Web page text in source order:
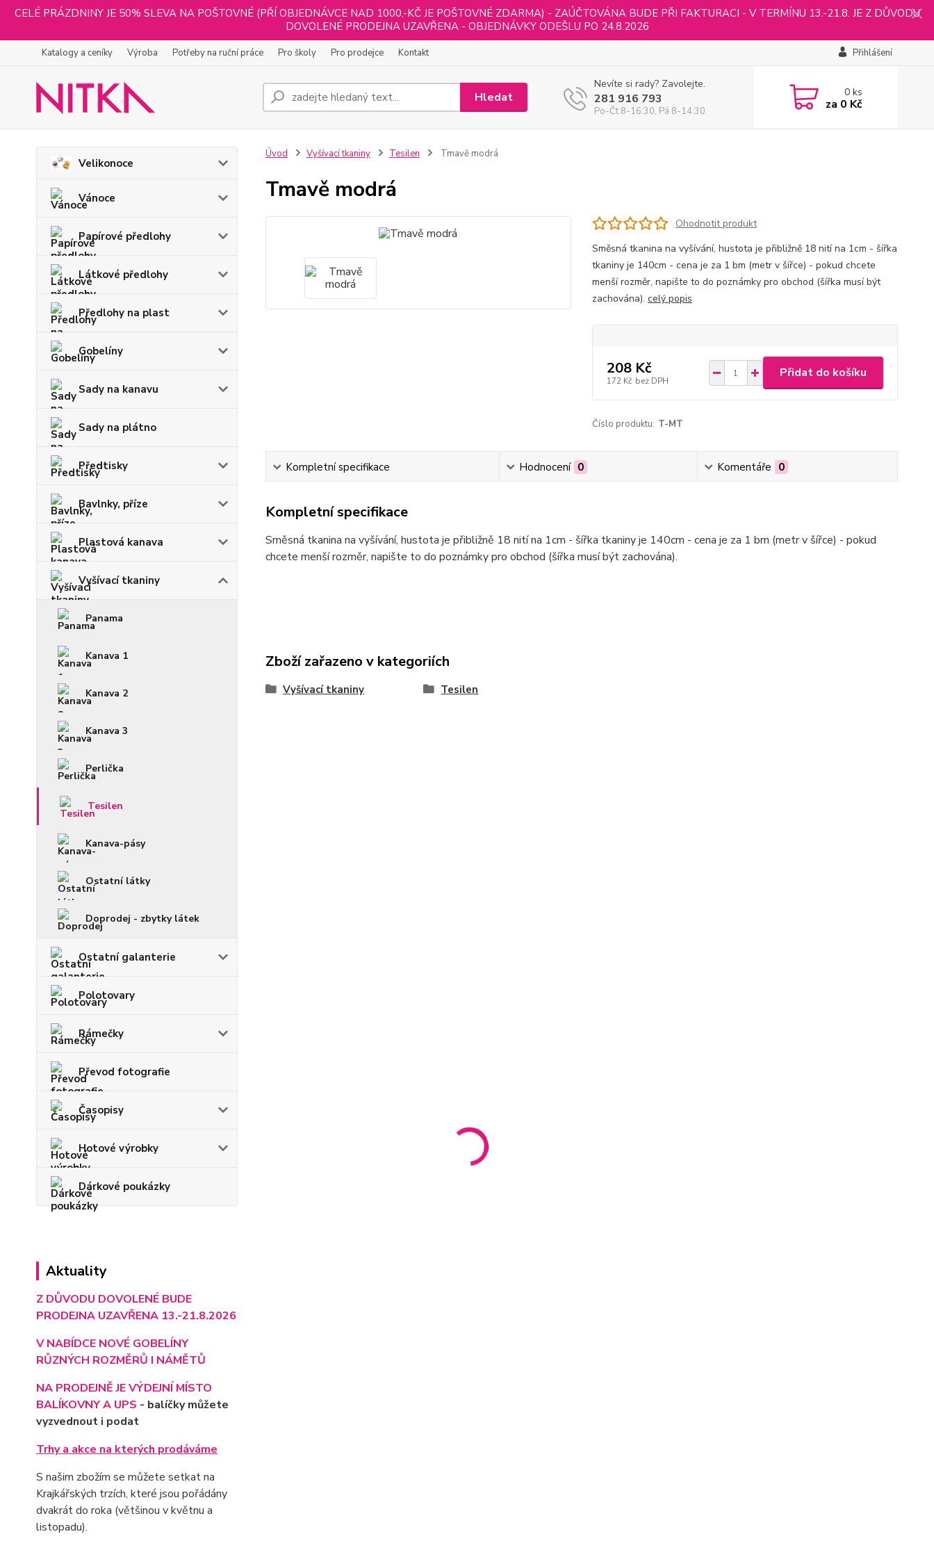
CELÉ PRÁZDNINY JE 50% SLEVA NA POŠTOVNÉ (PŘÍ OBJEDNÁVCE NAD 1000,-KČ JE POŠTOVNÉ ZDARMA) - ZAÚČTOVÁNA BUDE PŘI FAKTURACI - V TERMÍNU 13.-21.8. JE Z DŮVODU
DOVOLENÉ PRODEJNA UZAVŘENA - OBJEDNÁVKY ODEŠLU PO 24.8.2026
Katalogy a ceníky Výroba Potřeby na ruční práce Pro školy Pro prodejce Kontakt Přihlášení
Hledat
Nevíte si rady? Zavolejte.
281 916 793
Po-Čt 8-16:30, Pá 8-14:30
0ks
za 0 Kč
Velikonoce
Vánoce
Papírové předlohy
Látkové předlohy
Předlohy na plast
Gobelíny
Sady na kanavu
Sady na plátno
Předtisky
Bavlnky, příze
Plastová kanava
Vyšívací tkaniny
Panama
Kanava 1
Kanava 2
Kanava 3
Perlička
Tesilen
Kanava-pásy
Ostatní látky
Doprodej - zbytky látek
Ostatní galanterie
Polotovary
Rámečky
Převod fotografie
Časopisy
Hotové výrobky
Dárkové poukázky
Aktuality
Z DŮVODU DOVOLENÉ BUDE
PRODEJNA UZAVŘENA 13.-21.8.2026
V NABÍDCE NOVÉ GOBELÍNY
RŮZNÝCH ROZMĚRŮ I NÁMĚTŮ
NA PRODEJNĚ JE VÝDEJNÍ MÍSTO
BALÍKOVNY A UPS - balíčky můžete
vyzvednout i podat
Trhy a akce na kterých prodáváme
S našim zbožím se můžete setkat na
Krajkářských trzích, které jsou pořádány
dvakrát do roka (většinou v květnu a
listopadu).
Úvod Vyšívací tkaniny Tesilen Tmavě modrá
Tmavě modrá
Ohodnotit produkt
Směsná tkanina na vyšívání, hustota je přibližně 18 nití na 1cm - šířka
tkaniny je 140cm - cena je za 1 bm (metr v šířce) - pokud chcete
menší rozměr, napište to do poznámky pro obchod (šířka musí být
zachována). celý popis
208 Kč
172 Kč bez DPH
Přidat do košíku
Číslo produktu: T-MT
Kompletní specifikace Hodnocení 0 Komentáře 0
Kompletní specifikace
Směsná tkanina na vyšívání, hustota je přibližně 18 nití na 1cm - šířka tkaniny je 140cm - cena je za 1 bm (metr v šířce) - pokud
chcete menší rozměr, napište to do poznámky pro obchod (šířka musí být zachována).
Zboží zařazeno v kategoriích
Vyšívací tkaniny Tesilen